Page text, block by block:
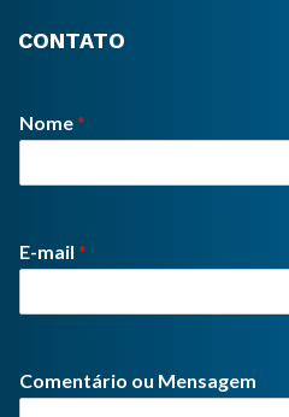
CONTATO
Nome*
E-mail *
Comentário ou Mensagem